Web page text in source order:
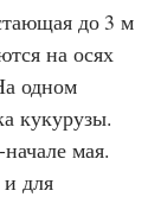
до 3 м
на осях
одном
кукурузы.
мая.
и для